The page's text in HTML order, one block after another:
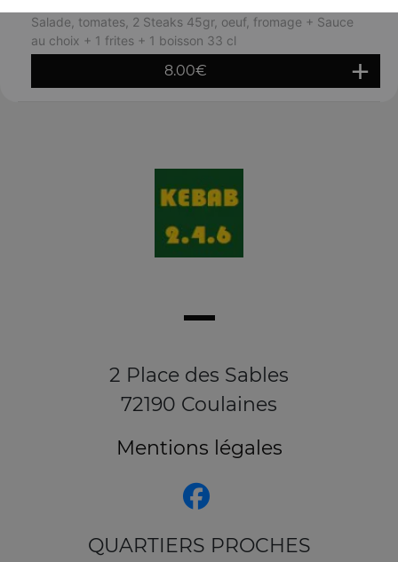
Salade, tomates, 2 Steaks 45gr, oeuf, fromage + Sauce
au choix + 1 frites + 1 boisson 33 cl
8.00€
2 Place des Sables
72190 Coulaines
Mentions légales
QUARTIERS PROCHES